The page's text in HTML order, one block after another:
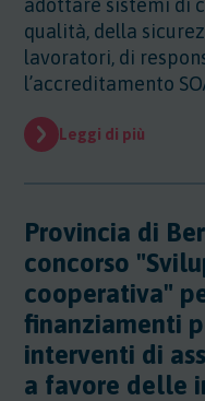
adottare sistemi di
qualità, della
lavoratori, di
l’accreditamento
Leggi di più
Provincia di
concorso
cooperativa"
finanziamenti
interventi di
a favore delle